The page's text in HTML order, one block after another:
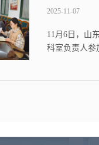
2025-11-07
11月6日，山
科室负责人参